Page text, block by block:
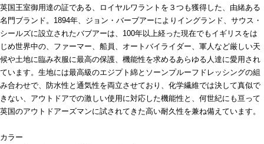
英国王室御用達の証である、ロイヤルワラントを３つも獲得した、由緒ある
名門ブランド。1894年、ジョン・バーブアーによりイングランド、サウス・
シールズに設立されたバブアーは、100年以上経った現在でもイギリスをは
じめ世界中の、ファーマー、船員、オートバイライダー、軍人など厳しい天
候や土地に臨み衣服に最高の保護、機能性を求めるあらゆる人達に愛用され
ています。生地には最高級のエジプト綿とソーンプルーフドレッシングの組
み合わせで、防水性と通気性を両立させており、化学繊維では決して真似で
きない、アウトドアでの激しい使用に対応した機能性と、何世紀にも亘って
英国のアウトドアーズマンに試されてきた高い耐久性を兼ね備えています。
カラー